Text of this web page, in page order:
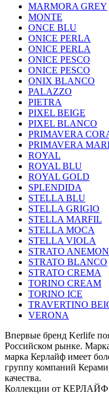
MARMORA GREY
MONTE
ONCE BLU
ONICE PERLA
ONICE PERLA
ONICE PESCO
ONICE PESCO
ONIX BLANCO
PALAZZO
PIETRA
PIXEL BEIGE
PIXEL BLANCO
PRIMAVERA
PRIMAVERA
ROYAL
ROYAL BLU
ROYAL GOLD
SPLENDIDA
STELLA BLU
STELLA GRIGIO
STELLA MARFIL
STELLA MOCA
STELLA VIOLA
STRATO
STRATO BLANCO
STRATO CREMA
TORINO CREAM
TORINO ICE
TRAVERTINO
VERONA
Впервые бренд Kerlife
Российском рынке.
марка Керлайф имеет
группу компаний
качества.
Коллекции от КЕРЛАЙФ